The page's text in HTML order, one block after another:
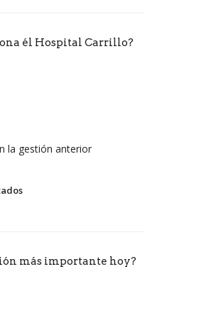
él Hospital Carrillo?
la gestión anterior
más importante hoy?